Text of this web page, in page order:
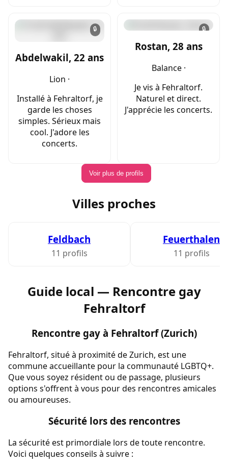
🔒
Abdelwakil, 22 ans
Lion ·
Installé à Fehraltorf, je
garde les choses
simples. Sérieux mais
cool. J'adore les
concerts.
🔒
Rostan, 28 ans
Balance ·
Je vis à Fehraltorf.
Naturel et direct.
J'apprécie les concerts.
Voir plus de profils
Villes proches
Feldbach
11 profils
Feuerthalen
11 profils
Guide local — Rencontre gay
Fehraltorf
Rencontre gay à Fehraltorf (Zurich)
Fehraltorf, situé à proximité de Zurich, est une
commune accueillante pour la communauté LGBTQ+.
Que vous soyez résident ou de passage, plusieurs
options s'offrent à vous pour des rencontres amicales
ou amoureuses.
Sécurité lors des rencontres
La sécurité est primordiale lors de toute rencontre.
Voici quelques conseils à suivre :